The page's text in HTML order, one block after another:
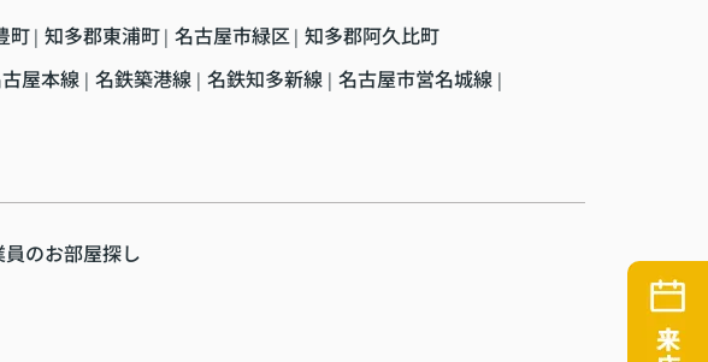
町 | 知多郡東浦町 | 名古屋市緑区 | 知多郡阿久比町
屋本線 | 名鉄築港線 | 名鉄知多新線 | 名古屋市営名城線 |
員のお部屋探し